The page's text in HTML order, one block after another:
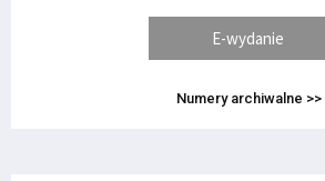
E-wydanie
Numery archiwalne >>